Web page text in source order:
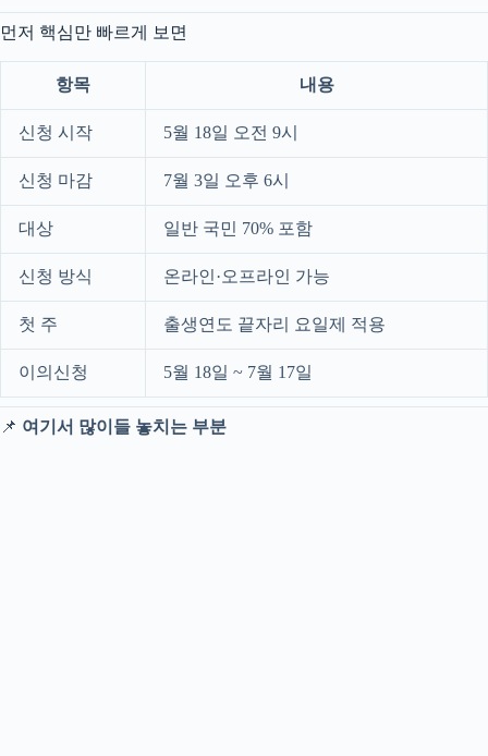
먼저 핵심만 빠르게 보면
항목 내용
신청 시작 5월 18일 오전 9시
신청 마감 7월 3일 오후 6시
대상 일반 국민 70% 포함
신청 방식 온라인·오프라인 가능
첫 주 출생연도 끝자리 요일제 적용
이의신청 5월 18일 ~ 7월 17일
📌 여기서 많이들 놓치는 부분